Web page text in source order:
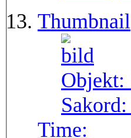
Thumbnail
Objekt:
Sakord:
Time: